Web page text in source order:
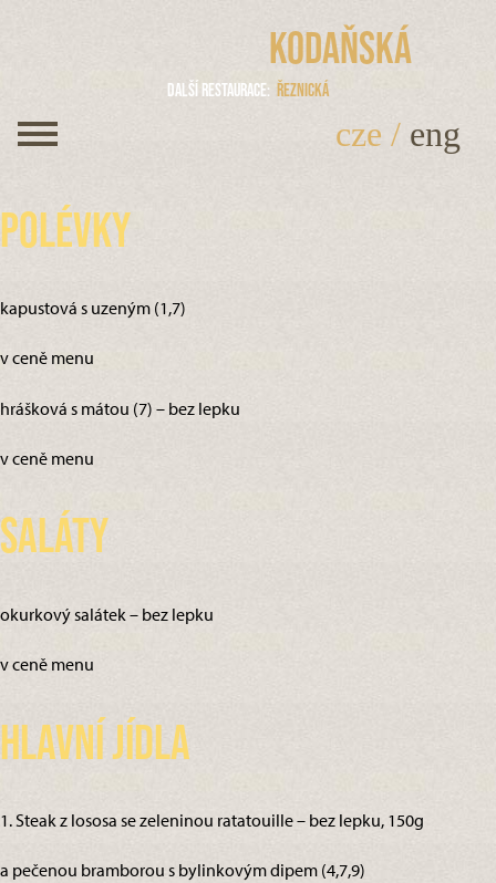
Kodaňská
Další restaurace Řeznická
cze / eng
Polévky
kapustová s uzeným (1,7)
v ceně menu
hrášková s mátou (7) – bez lepku
v ceně menu
Saláty
okurkový salátek – bez lepku
v ceně menu
Hlavní jídla
1. Steak z lososa se zeleninou ratatouille – bez lepku, 150g
a pečenou bramborou s bylinkovým dipem (4,7,9)